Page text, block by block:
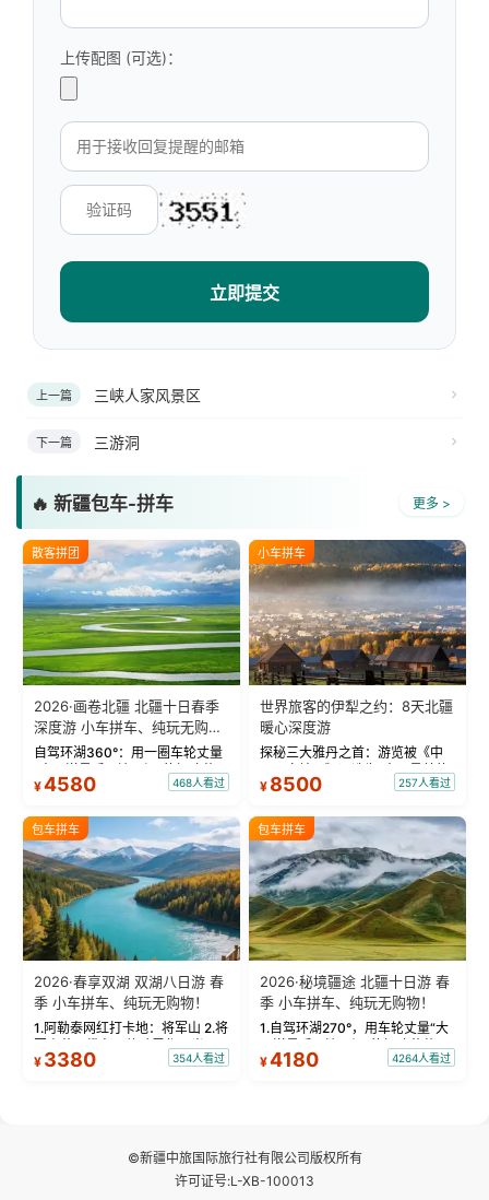
上传配图 (可选)：
立即提交
上一篇 三峡人家风景区
下一篇 三游洞
🔥 新疆包车-拼车 更多 >
散客拼团
2026·画卷北疆 北疆十日春季
深度游 小车拼车、纯玩无购
物！
自驾环湖360°：用一圈车轮丈量
“大西洋最后一滴眼泪”的极致蔚
蓝。 赛湖旅拍：甄选多款风格服
绝美瞬间。 赛湖坦克300跟车视
频：专业摄影师...
¥4580 468人看过
小车拼车
世界旅客的伊犁之约：8天北疆
暖心深度游
探秘三大雅丹之首：游览被《中
国国家地理》评选为“中国最美的
三大雅丹”第一名的克拉玛依魔鬼
瓦人最大村落——禾木村，欣赏
晨雾与小木...
¥ 8500 257人看过
包车拼车
2026·春享双湖 双湖八日游 春
季 小车拼车、纯玩无购物！
1.阿勒泰网红打卡地：将军山 2.将
军山落日缆车，体验雪都风光 3.
将军山，夕阳派对，蹦迪party 4.
¥ 3380 354人看过
包车拼车
2026·秘境疆途 北疆十日游 春
季 小车拼车、纯玩无购物！
1.自驾环湖270°，用车轮丈量“大
西洋最后一滴眼泪”的极致蔚蓝，
让雪山、花海与深邃湖水在转弯
¥4180 4264人看过
©新疆中旅国际旅行社有限公司版权所有
许可证号:L-XB-100013